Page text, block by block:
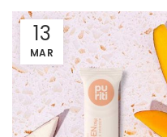
13
MAR